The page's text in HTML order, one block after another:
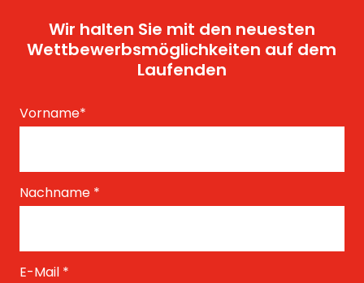
Wir halten Sie mit den neuesten
Wettbewerbsmöglichkeiten auf dem
Laufenden
Vorname*
Nachname *
E-Mail *